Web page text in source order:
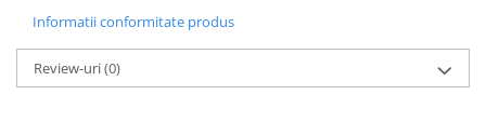
Informatii conformitate produs
Review-uri(0)